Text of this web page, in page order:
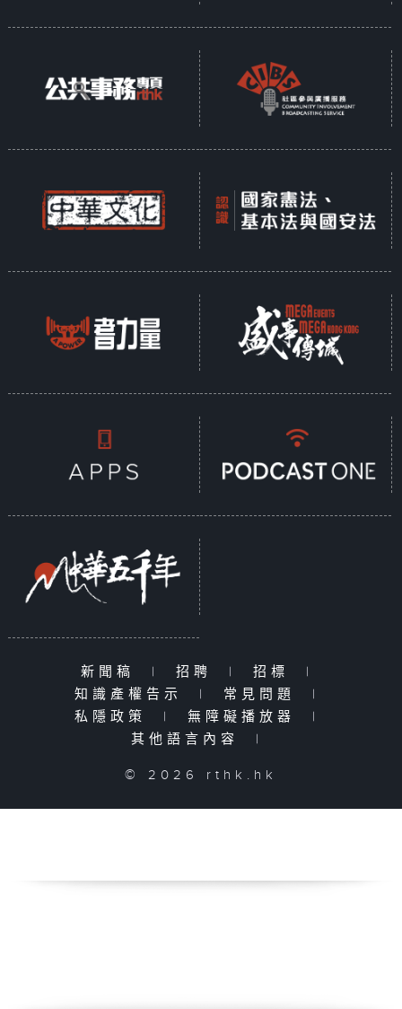
新聞稿 | 招聘 | 招標
|
知識產權告示
| 常見問題
|
私隱政策
| 無障礙播放器
|
其他語言內容
|
© 2026 rthk.hk